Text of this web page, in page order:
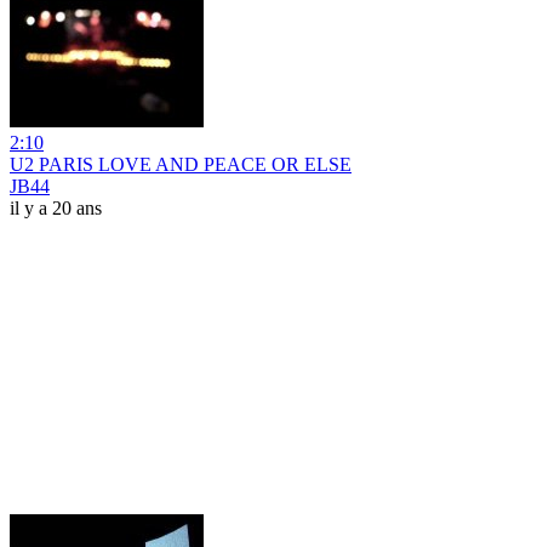
2:10
U2 PARIS LOVE AND PEACE OR ELSE
JB44
il y a 20 ans